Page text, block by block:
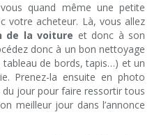
quand même une petite
votre acheteur. Là, vous allez
de la voiture et donc à son
donc à un bon nettoyage
tableau de bords, tapis…) et un
Prenez-la ensuite en photo
jour pour faire ressortir tous
meilleur jour dans l’annonce